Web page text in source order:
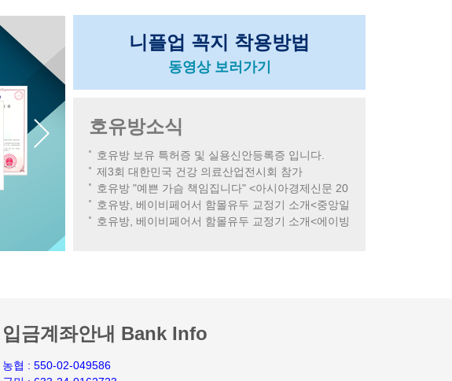
니플업 꼭지 착용방법
동영상 보러가기
호유방소식
호유방 보유 특허증 및 실용신안등록증 입니다.
제3회 대한민국 건강 의료산업전시회 참가
호유방 "예쁜 가슴 책임집니다" <아시아경제신문 20
호유방, 베이비페어서 함몰유두 교정기 소개<중앙일
호유방, 베이비페어서 함몰유두 교정기 소개<에이빙
입금계좌안내 Bank Info
농협 : 550-02-049586